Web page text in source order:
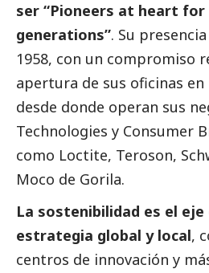
ser “Pioneers at heart
generations”. Su
1958, con un compromiso
apertura de sus oficinas en
desde donde operan sus
Technologies y Consumer
como Loctite, Teroson,
Moco de Gorila.
La sostenibilidad es el
estrategia global y local,
centros de innovación y